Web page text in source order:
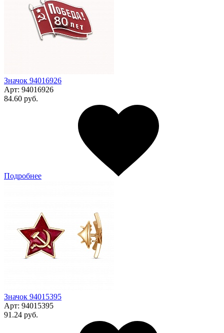
Значок 94016926
Арт: 94016926
84.60 руб.
Подробнее
Значок 94015395
Арт: 94015395
91.24 руб.